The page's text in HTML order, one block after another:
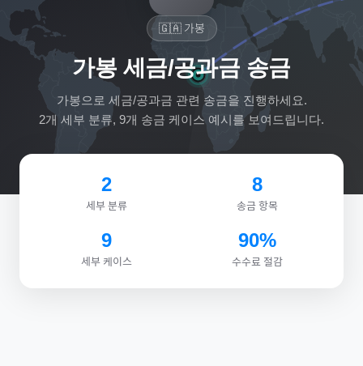
🇬🇦 가봉
가봉 세금/공과금 송금
가봉으로 세금/공과금 관련 송금을 진행하세요.
2개 세부 분류, 9개 송금 케이스 예시를 보여드립니다.
2
세부 분류
8
송금 항목
9
세부 케이스
90%
수수료 절감